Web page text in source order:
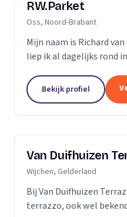
RW.Parket
Oss, Noord-Brabant
Mijn naam is Richard
liep ik al dagelijks rond
ook de reden dat ik
Bekijk profiel
Van Duifhuizen
Wijchen, Gelderland
Bij Van Duifhuizen
terrazzo, ook wel